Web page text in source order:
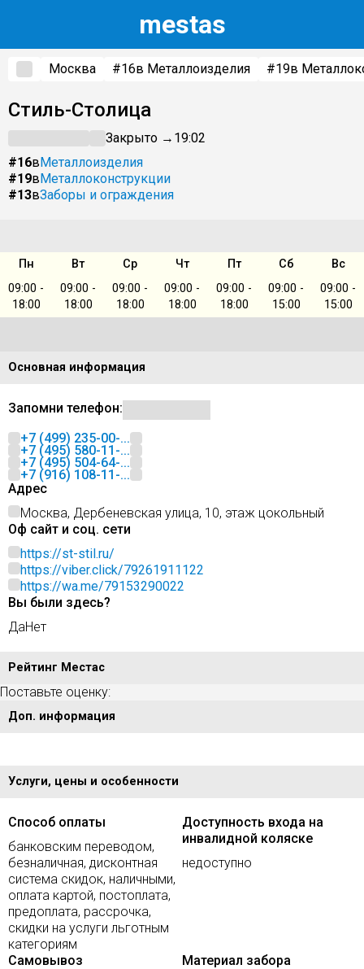
mestas
Москва #16в Металлоизделия #19в
Стиль-Столица
Закрыто → 19:02
#16вМеталлоизделия
#19вМеталлоконструкции
#13вЗаборы и ограждения
Пн Вт Ср Чт Пт Сб
Вс
09:00 -
18:00
09:00 -
18:00
09:00 -
18:00
09:00 -
18:00
09:00 -
18:00
09:00 -
15:00
09:00 -
15:00
Основная информация
Запомни телефон:
+7 (499) 235-00-...
+7 (495) 580-11-...
+7 (495) 504-64-...
+7 (916) 108-11-...
Адрес
Москва, Дербеневская улица, 10, этаж цокольный
Оф сайт и соц. сети
https://st-stil.ru/
https://viber.click/79261911122
https://wa.me/79153290022
Вы были здесь?
ДаНет
Рейтинг Местас
Поставьте оценку:
Доп. информация
Услуги, цены и особенности
Способ оплаты
банковским переводом,
безналичная, дисконтная
система скидок, наличными,
оплата картой, постоплата,
предоплата, рассрочка,
скидки на услуги льготным
категориям
Доступность входа на
инвалидной коляске
недоступно
Самовывоз
Материал забора